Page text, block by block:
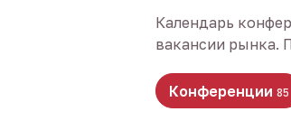
Календарь
вакансии рынка.
Конференции 85